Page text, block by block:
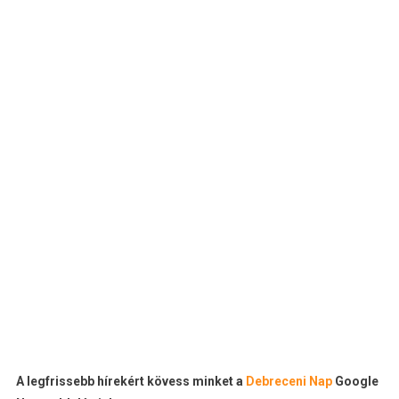
A legfrissebb hírekért kövess minket a Debreceni NapGoogle